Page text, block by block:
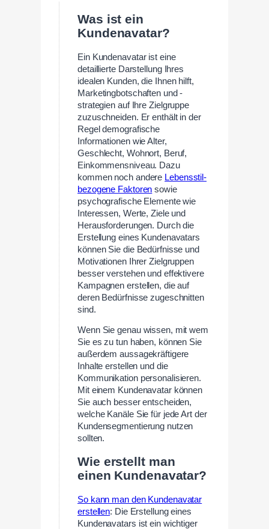
Was ist ein
Kundenavatar?
Ein Kundenavatar ist eine
detaillierte Darstellung Ihres
idealen Kunden, die Ihnen hilft,
Marketingbotschaften und -
strategien auf Ihre Zielgruppe
zuzuschneiden. Er enthält in der
Regel demografische
Informationen wie Alter,
Geschlecht, Wohnort, Beruf,
Einkommensniveau. Dazu
kommen noch andere Lebensstil-
bezogene Faktoren sowie
psychografische Elemente wie
Interessen, Werte, Ziele und
Herausforderungen. Durch die
Erstellung eines Kundenavatars
können Sie die Bedürfnisse und
Motivationen Ihrer Zielgruppen
besser verstehen und effektivere
Kampagnen erstellen, die auf
deren Bedürfnisse zugeschnitten
sind.
Wenn Sie genau wissen, mit wem
Sie es zu tun haben, können Sie
außerdem aussagekräftigere
Inhalte erstellen und die
Kommunikation personalisieren.
Mit einem Kundenavatar können
Sie auch besser entscheiden,
welche Kanäle Sie für jede Art der
Kundensegmentierung nutzen
sollten.
Wie erstellt man
einen Kundenavatar?
So kann man den Kundenavatar
erstellen: Die Erstellung eines
Kundenavatars ist ein wichtiger